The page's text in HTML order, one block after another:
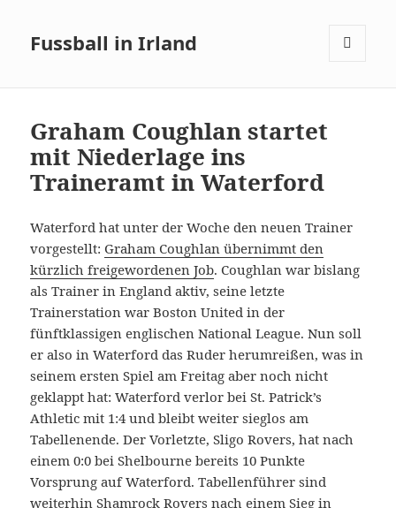
Fussball in Irland
Graham Coughlan startet
mit Niederlage ins
Traineramt in Waterford
Waterford hat unter der Woche den neuen Trainer
vorgestellt: Graham Coughlan übernimmt den
kürzlich freigewordenen Job. Coughlan war bislang
als Trainer in England aktiv, seine letzte
Trainerstation war Boston United in der
fünftklassigen englischen National League. Nun soll
er also in Waterford das Ruder herumreißen, was in
seinem ersten Spiel am Freitag aber noch nicht
geklappt hat: Waterford verlor bei St. Patrick’s
Athletic mit 1:4 und bleibt weiter sieglos am
Tabellenende. Der Vorletzte, Sligo Rovers, hat nach
einem 0:0 bei Shelbourne bereits 10 Punkte
Vorsprung auf Waterford. Tabellenführer sind
weiterhin Shamrock Rovers nach einem Sieg in